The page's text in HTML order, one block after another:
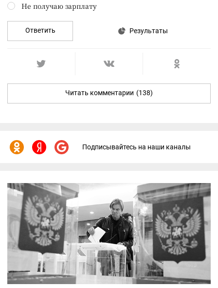
Не получаю зарплату
Ответить Результаты
Читать комментарии (138)
Подписывайтесь на наши каналы